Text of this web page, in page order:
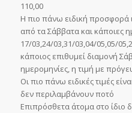
110,00
Η πιο πάνω ειδική προσφορά
από τα Σάββατα και κάποιες
17/03,24/03,31/03,04/05,05/
κάποιος επιθυμεί διαμονή
ημερομηνίες, η τιμή με
Οι πιο πάνω ειδικές τιμές
δεν περιλαμβάνουν ποτό
Επιπρόσθετα άτομα στο ίδιο